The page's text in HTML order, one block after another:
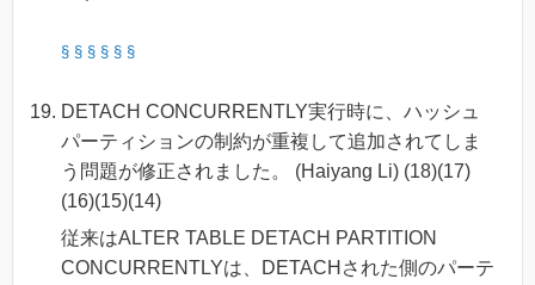
§ § § § § §
DETACH CONCURRENTLY実行時に、ハッシュ
パーティションの制約が重複して追加されてしま
う問題が修正されました。 (Haiyang Li) (18)(17)
(16)(15)(14)
従来はALTER TABLE DETACH PARTITION
CONCURRENTLYは、DETACHされた側のパーテ